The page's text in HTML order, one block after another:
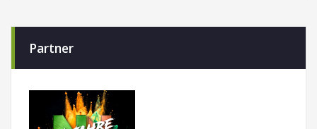
Partner